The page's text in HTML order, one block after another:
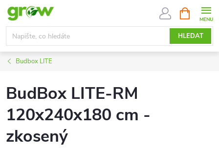
Přejít
obsah
HLEDAT
NÁKUPNÍ
KOŠÍK
Budbox LITE
BudBox LITE-RM
120x240x180 cm -
zkosený